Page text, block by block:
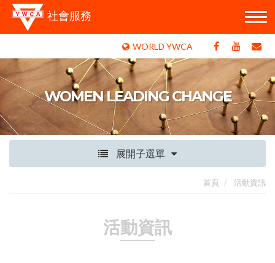
社會服務
WORLD YWCA
WOMEN LEADING CHANGE
展開子選單
首頁 活動資訊
活動資訊